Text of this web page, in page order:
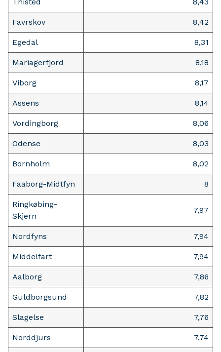
Favrskov 8,42
Egedal 8,31
Mariagerfjord 8,18
Viborg 8,17
Assens 8,14
Vordingborg 8,06
Odense 8,03
Bornholm 8,02
Faaborg-Midtfyn 8
Ringkøbing-
Skjern
7,97
Nordfyns 7,94
Middelfart 7,94
Aalborg 7,86
Guldborgsund 7,82
Slagelse 7,76
Norddjurs 7,74